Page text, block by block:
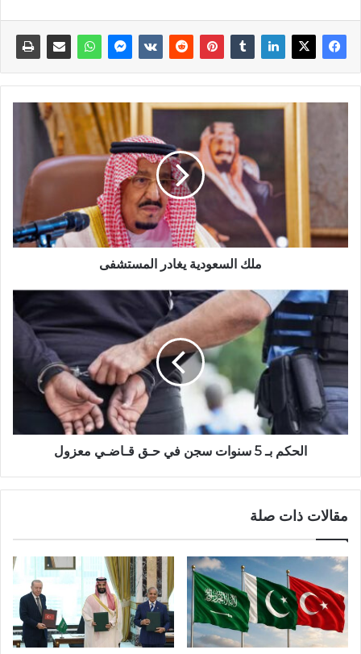
ملك السعودية يغادر المستشفى
الحكم بـ 5 سنوات سجن في حـق قـاضـي معزول
مقالات ذات صلة